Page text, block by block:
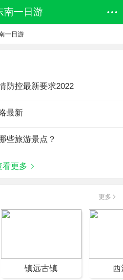
南一日游
一日游
防控最新要求2022
最新
些旅游景点？
看更多
更多
镇远古镇 西